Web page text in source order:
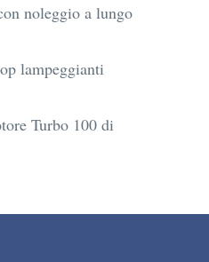
noleggio a lungo
lampeggianti
Turbo 100 di